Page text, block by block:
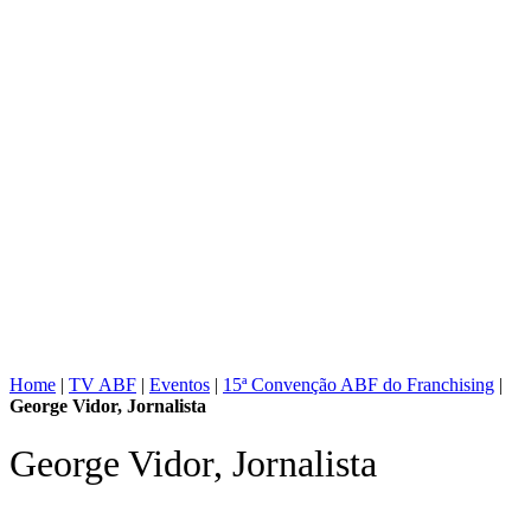
Home | TV ABF | Eventos | 15ª Convenção ABF do Franchising |
George Vidor, Jornalista
George Vidor, Jornalista